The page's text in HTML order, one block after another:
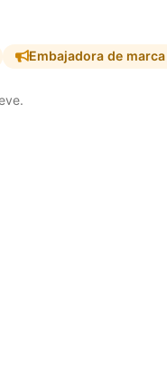
Embajadora de marca